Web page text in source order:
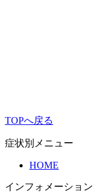
TOPへ戻る
症状別メニュー
HOME
インフォメーション